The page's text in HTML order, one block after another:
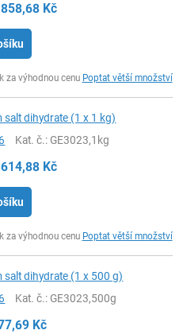
Kč
za výhodnou cenu Poptat větší množství
salt dihydrate (1 x 1 kg)
Kat. č.: GE3023,1kg
Kč
za výhodnou cenu Poptat větší množství
salt dihydrate (1 x 500 g)
Kat. č.: GE3023,500g
Kč